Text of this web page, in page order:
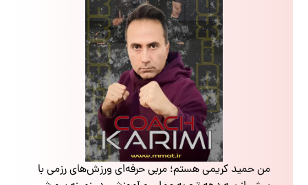
من حمید کریمی هستم؛ مربی حرفه‌ای ورزش‌های رزمی با